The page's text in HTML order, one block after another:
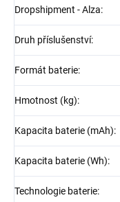
Dropshipment - Alza:
Druh příslušenství:
Formát baterie:
Hmotnost (kg):
Kapacita baterie (mAh):
Kapacita baterie (Wh):
Technologie baterie: